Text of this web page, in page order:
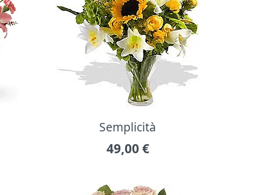
Semplicità
49,00 €